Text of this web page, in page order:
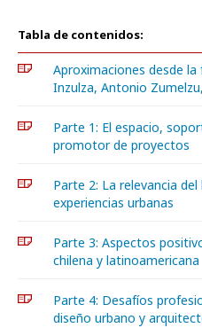
Tabla de contenidos:
Aproximaciones desde la
Inzulza, Antonio
Parte 1: El espacio,
promotor de proyectos
Parte 2: La relevancia
experiencias urbanas
Parte 3: Aspectos
chilena y latinoamericana
Parte 4: Desafíos
diseño urbano y